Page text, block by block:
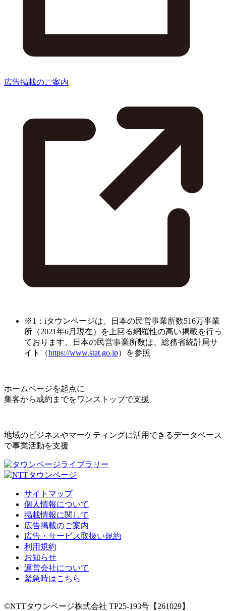
広告掲載のご案内
※1：iタウンページは、日本の民営事業所数516万事業
所（2021年6月現在）を上回る網羅性の高い掲載を行っ
ております。日本の民営事業所数は、総務省統計局サ
イト（https://www.stat.go.jp）を参照
ホームページを起点に
集客から成約までをワンストップで支援
地域のビジネスやマーケティングに活用できるデータベース
で事業活動を支援
サイトマップ
個人情報について
掲載情報に関して
広告掲載のご案内
広告・サービス取扱い規約
利用規約
お知らせ
運営会社について
緊急時はこちら
©NTTタウンページ株式会社 TP25-193号【261029】